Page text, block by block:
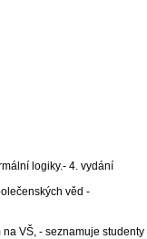
logiky.- 4. vydání
věd -
VŠ, - seznamuje studenty